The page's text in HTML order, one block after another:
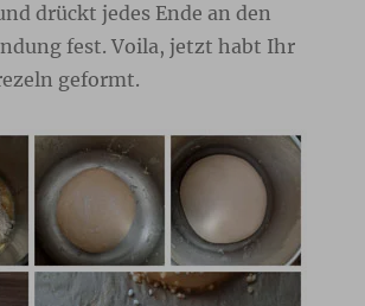
drückt jedes Ende an den
fest. Voila, jetzt habt Ihr
geformt.